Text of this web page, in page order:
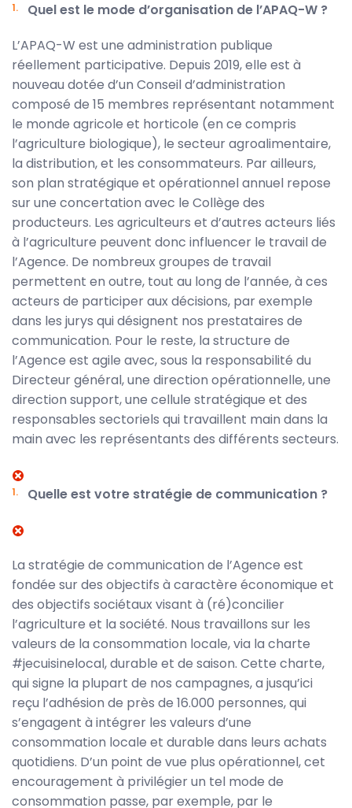
Quel est le mode d’organisation de l’APAQ-W ?
L’APAQ-W est une administration publique
réellement participative. Depuis 2019, elle est à
nouveau dotée d’un Conseil d’administration
composé de 15 membres représentant notamment
le monde agricole et horticole (en ce compris
l’agriculture biologique), le secteur agroalimentaire,
la distribution, et les consommateurs. Par ailleurs,
son plan stratégique et opérationnel annuel repose
sur une concertation avec le Collège des
producteurs. Les agriculteurs et d’autres acteurs liés
à l’agriculture peuvent donc influencer le travail de
l’Agence. De nombreux groupes de travail
permettent en outre, tout au long de l’année, à ces
acteurs de participer aux décisions, par exemple
dans les jurys qui désignent nos prestataires de
communication. Pour le reste, la structure de
l’Agence est agile avec, sous la responsabilité du
Directeur général, une direction opérationnelle, une
direction support, une cellule stratégique et des
responsables sectoriels qui travaillent main dans la
main avec les représentants des différents secteurs.
Quelle est votre stratégie de communication ?
La stratégie de communication de l’Agence est
fondée sur des objectifs à caractère économique et
des objectifs sociétaux visant à (ré)concilier
l’agriculture et la société. Nous travaillons sur les
valeurs de la consommation locale, via la charte
#jecuisinelocal, durable et de saison. Cette charte,
qui signe la plupart de nos campagnes, a jusqu’ici
reçu l’adhésion de près de 16.000 personnes, qui
s’engagent à intégrer les valeurs d’une
consommation locale et durable dans leurs achats
quotidiens. D’un point de vue plus opérationnel, cet
encouragement à privilégier un tel mode de
consommation passe, par exemple, par le